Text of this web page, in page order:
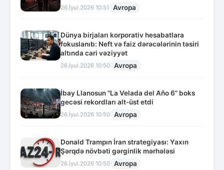
26.İyul.2026 10:51 Avropa
Dünya birjaları korporativ hesabatlara
fokuslanıb: Neft və faiz dərəcələrinin təsiri
altında cari vəziyyət
26.İyul.2026 10:50 Avropa
İbay Llanosun "La Velada del Año 6" boks
gecəsi rekordları alt-üst etdi
26.İyul.2026 10:50 Avropa
Donald Trampın İran strategiyası: Yaxın
Şərqdə növbəti gərginlik mərhələsi
26.İyul.2026 10:50 Avropa